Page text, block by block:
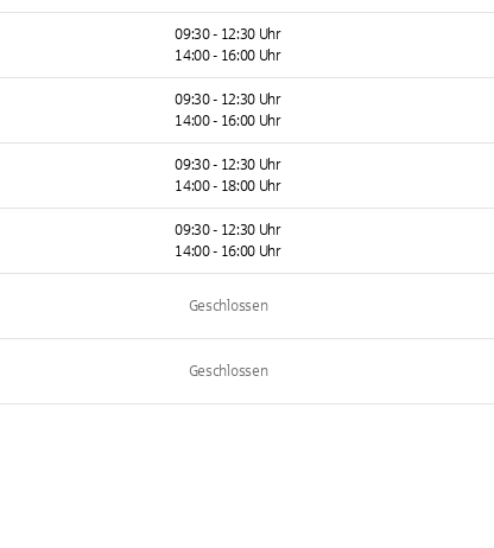
09:30 - 12:30 Uhr
14:00 - 16:00 Uhr
09:30 - 12:30 Uhr
14:00 - 16:00 Uhr
09:30 - 12:30 Uhr
14:00 - 18:00 Uhr
09:30 - 12:30 Uhr
14:00 - 16:00 Uhr
Geschlossen
Geschlossen